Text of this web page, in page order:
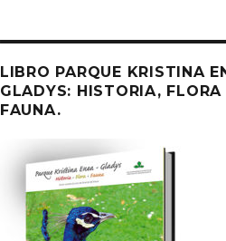
LIBRO PARQUE KRISTINA
GLADYS: HISTORIA, FLORA
FAUNA.